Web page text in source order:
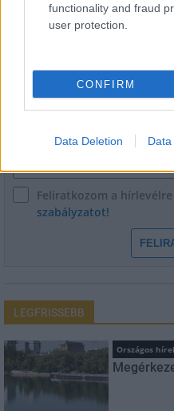
functionality and fraud
user protection.
CONFIRM
Data Deletion Data
E-mail cím
Feliratkozom a
szabályzatot!
LEGFRISSEBB
Országos